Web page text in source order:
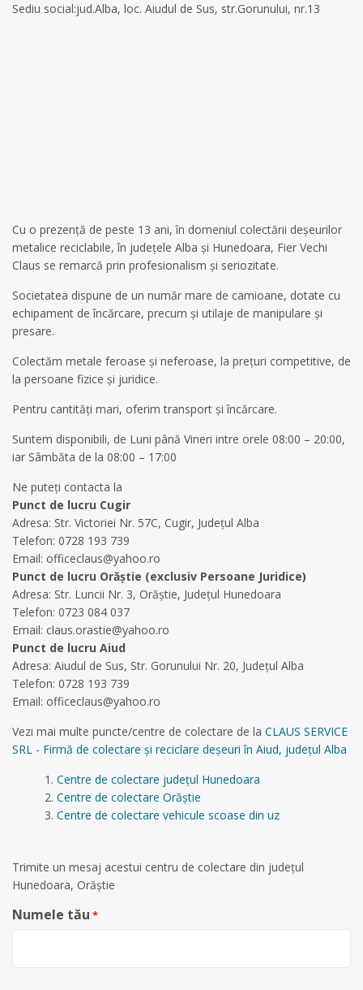
Sediu social:jud.Alba, loc. Aiudul de Sus, str.Gorunului, nr.13
Cu o prezență de peste 13 ani, în domeniul colectării deșeurilor
metalice reciclabile, în județele Alba și Hunedoara, Fier Vechi
Claus se remarcă prin profesionalism și seriozitate.
Societatea dispune de un număr mare de camioane, dotate cu
echipament de încărcare, precum și utilaje de manipulare și
presare.
Colectăm metale feroase și neferoase, la prețuri competitive, de
la persoane fizice și juridice.
Pentru cantități mari, oferim transport și încărcare.
Suntem disponibili, de Luni până Vineri intre orele 08:00 – 20:00,
iar Sâmbăta de la 08:00 – 17:00
Ne puteți contacta la
Punct de lucru Cugir
Adresa: Str. Victoriei Nr. 57C, Cugir, Județul Alba
Telefon: 0728 193 739
Email: officeclaus@yahoo.ro
Punct de lucru Orăștie (exclusiv Persoane Juridice)
Adresa: Str. Luncii Nr. 3, Orăștie, Județul Hunedoara
Telefon: 0723 084 037
Email: claus.orastie@yahoo.ro
Punct de lucru Aiud
Adresa: Aiudul de Sus, Str. Gorunului Nr. 20, Județul Alba
Telefon: 0728 193 739
Email: officeclaus@yahoo.ro
Vezi mai multe puncte/centre de colectare de la CLAUS SERVICE
SRL - Firmă de colectare și reciclare deșeuri în Aiud, județul Alba
Centre de colectare județul Hunedoara
Centre de colectare Orăștie
Centre de colectare vehicule scoase din uz
Trimite un mesaj acestui centru de colectare din județul
Hunedoara, Orăștie
Numele tău *